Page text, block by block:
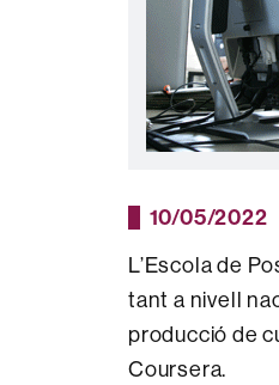
10/05/2022
L’Escola de
tant a nivell
producció de
Coursera.